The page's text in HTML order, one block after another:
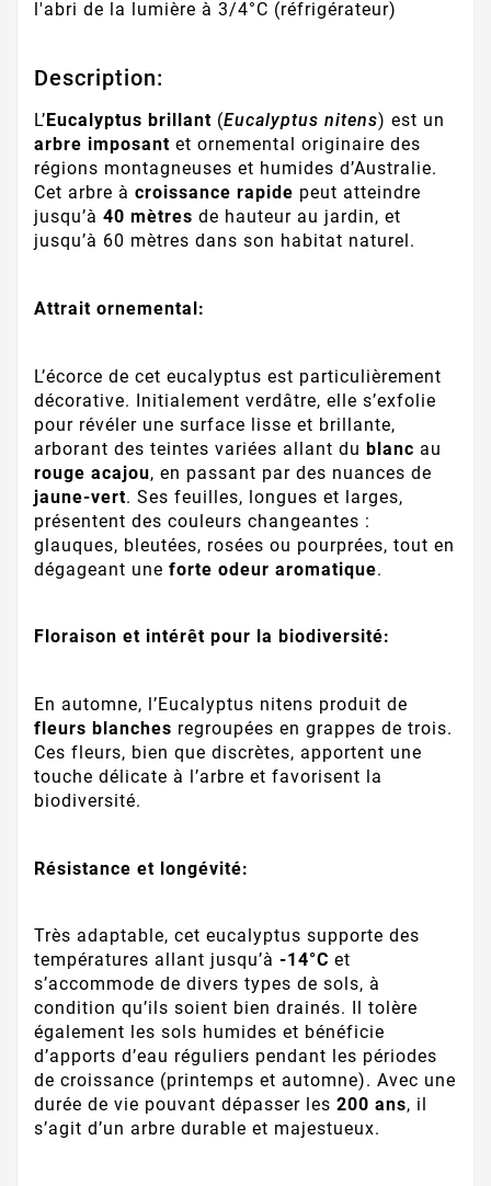
l'abri de la lumière à 3/4°C (réfrigérateur)
Description:
L’ Eucalyptus brillant (Eucalyptus nitens) est un
arbre imposant et ornemental originaire des
régions montagneuses et humides d’Australie.
Cet arbre à croissance rapide peut atteindre
jusqu’à 40 mètres de hauteur au jardin, et
jusqu’à 60 mètres dans son habitat naturel.
Attrait ornemental:
L’écorce de cet eucalyptus est particulièrement
décorative. Initialement verdâtre, elle s’exfolie
pour révéler une surface lisse et brillante,
arborant des teintes variées allant du blanc au
rouge acajou, en passant par des nuances de
jaune-vert. Ses feuilles, longues et larges,
présentent des couleurs changeantes :
glauques, bleutées, rosées ou pourprées, tout en
dégageant une forte odeur aromatique.
Floraison et intérêt pour la biodiversité:
En automne, l’Eucalyptus nitens produit de
fleurs blanches regroupées en grappes de trois.
Ces fleurs, bien que discrètes, apportent une
touche délicate à l’arbre et favorisent la
biodiversité.
Résistance et longévité:
Très adaptable, cet eucalyptus supporte des
températures allant jusqu’à -14°C et
s’accommode de divers types de sols, à
condition qu’ils soient bien drainés. Il tolère
également les sols humides et bénéficie
d’apports d’eau réguliers pendant les périodes
de croissance (printemps et automne). Avec une
durée de vie pouvant dépasser les 200 ans, il
s’agit d’un arbre durable et majestueux.